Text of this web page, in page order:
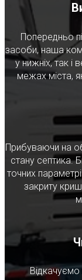
Попередньо
засоби, наша
у нижніх, так і
межах міста,
Прибуваючи на
стану септика.
точних
закриту